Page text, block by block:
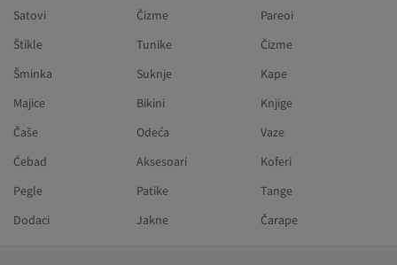
Satovi
Čizme
Pareoi
Štikle
Tunike
Čizme
Šminka
Suknje
Kape
Majice
Bikini
Knjige
Čaše
Odeća
Vaze
Ćebad
Aksesoari
Koferi
Pegle
Patike
Tange
Dodaci
Jakne Čarape